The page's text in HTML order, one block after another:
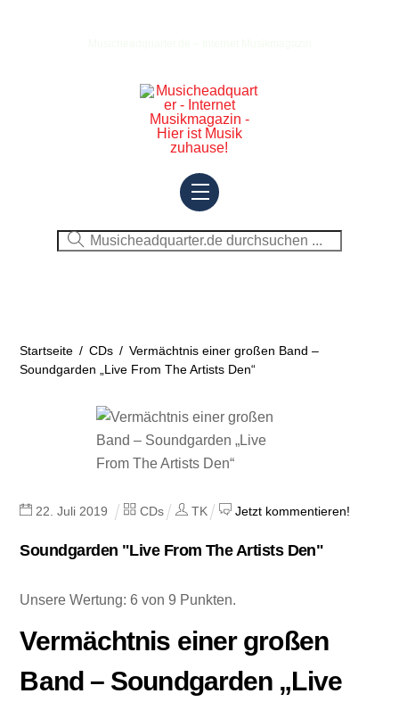
Menu
Startseite / CDs / Vermächtnis einer großen Band –
Soundgarden „Live From The Artists Den“
22 .Juli 2019 CDs TK Jetzt kommentieren!
Soundgarden "Live From The Artists Den"
Unsere Wertung: 6 von 9 Punkten.
Vermächtnis einer großen
Band – Soundgarden „Live